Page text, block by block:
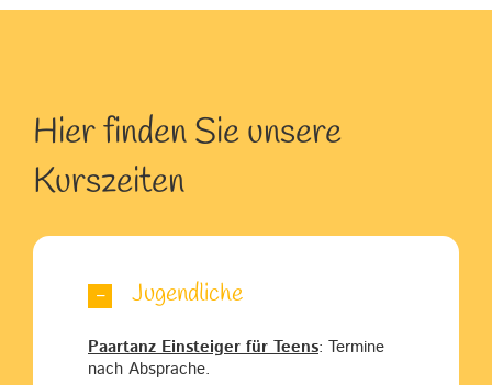
Hier finden Sie unsere
Kurszeiten
Jugendliche
Paartanz Einsteiger für Teens: Termine
nach Absprache.